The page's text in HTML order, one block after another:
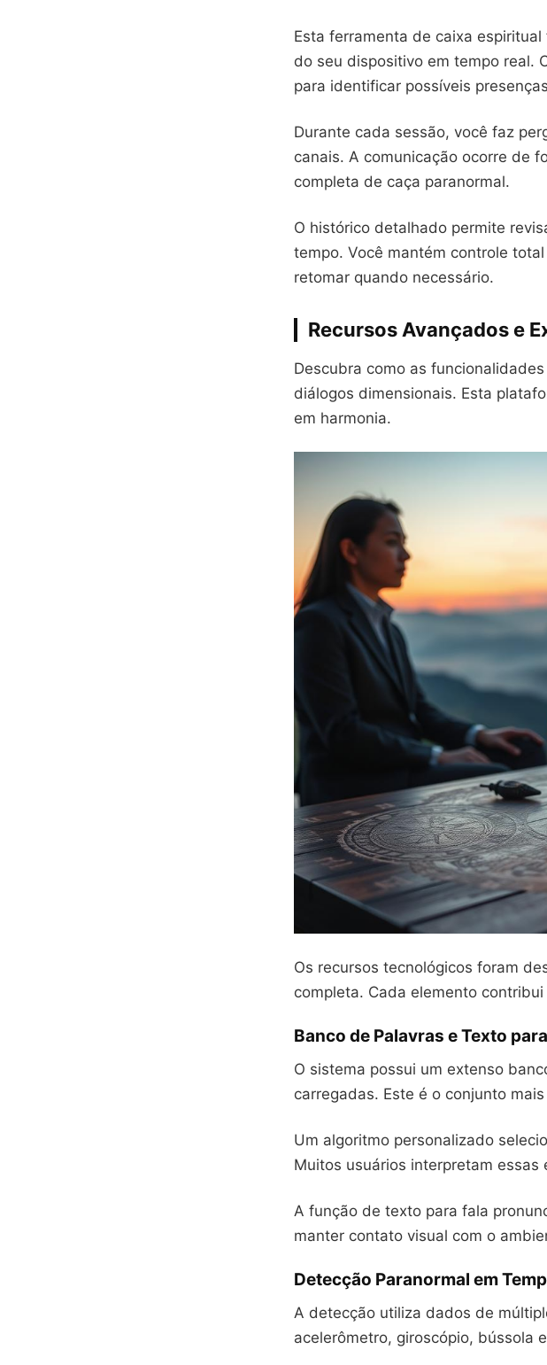
Esta ferramenta de caixa
do seu dispositivo em tempo real.
para identificar possíveis
Durante cada sessão, você faz
canais. A comunicação ocorre de
completa de caça paranormal.
O histórico detalhado permite
tempo. Você mantém controle
retomar quando necessário.
Recursos Avançados e
Descubra como as
diálogos dimensionais. Esta
em harmonia.
Os recursos tecnológicos foram
completa. Cada elemento
Banco de Palavras e Texto
O sistema possui um extenso
carregadas. Este é o conjunto
Um algoritmo personalizado
Muitos usuários interpretam essas
A função de texto para fala
manter contato visual com o
Detecção Paranormal em
A detecção utiliza dados de
acelerômetro, giroscópio, bússola